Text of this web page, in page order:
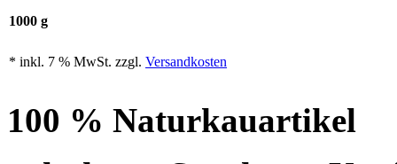
1000 g
* inkl. 7 % MwSt. zzgl. Versandkosten
100 % Naturkauartikel